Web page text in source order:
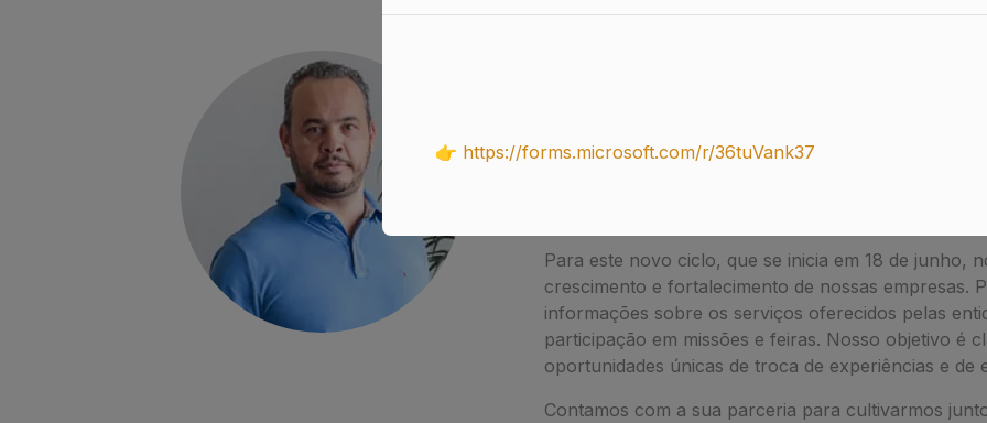
👉 https://forms.microsoft.com/r/36tuVank37
É com grande satisfação e renovado compromisso
meu segundo mandato como presidente do
Ricardo Barbosa de Souza na vice-presidência, e
O primeiro mandato foi uma jornada de intenso
de nosso ex-vice-presidente Marcos Antônio de
com os demais sindicatos da indústria filiados à
Para este novo ciclo, que se inicia em 18 de junho,
crescimento e fortalecimento de nossas empresas.
informações sobre os serviços oferecidos pelas
participação em missões e feiras. Nosso objetivo é
oportunidades únicas de troca de experiências e de
Contamos com a sua parceria para cultivarmos